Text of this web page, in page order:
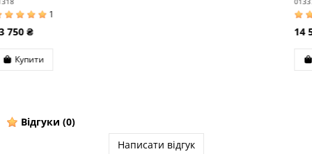
Відгуки (0)
Написати відгук